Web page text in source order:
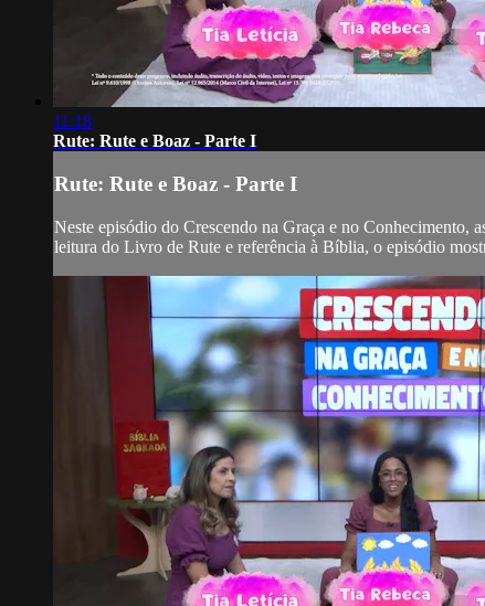
11:18
Rute: Rute e Boaz - Parte I
Rute: Rute e Boaz - Parte I
Neste episódio do Crescendo na Graça e no Conhecimento,
leitura do Livro de Rute e referência à Bíblia, o episódio